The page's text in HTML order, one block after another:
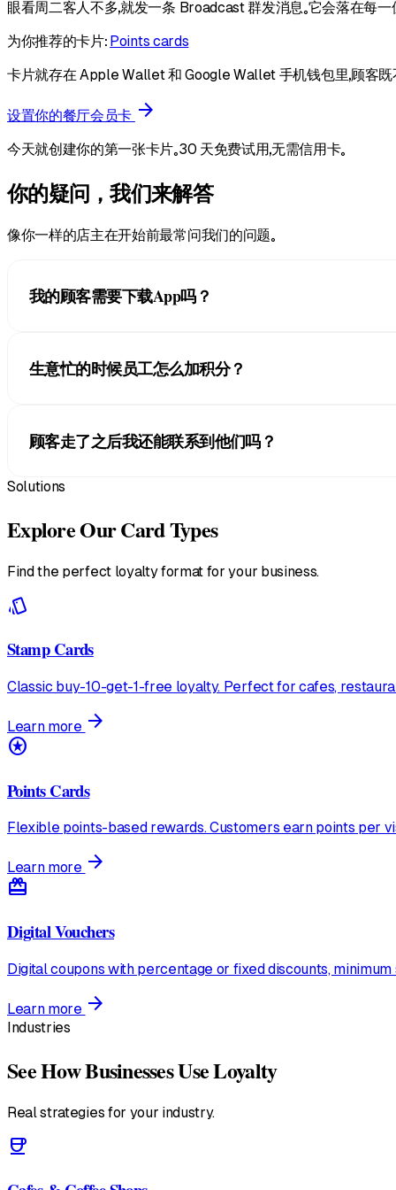
眼看周二客人不多，就发一条 Broadcast 群发消息。它会落在每
为你推荐的卡片： Points cards
卡片就存在 Apple Wallet 和 Google Wallet 手机钱包里，顾客既
设置你的餐厅会员卡 arrow_forward
今天就创建你的第一张卡片。30 天免费试用，无需信用卡。
你的疑问，我们来解答
像你一样的店主在开始前最常问我们的问题。
我的顾客需要下载App吗？
生意忙的时候员工怎么加积分？
顾客走了之后我还能联系到他们吗？
能。发一条 Broadcast 群发消息，它会显示在顾客的锁屏上，
Solutions
Explore Our Card Types
Find the perfect loyalty format for your business.
style
Stamp Cards
Classic buy-10-get-1-free loyalty. Perfect for cafes,
Learn more arrow_forward
stars
Points Cards
Flexible points-based rewards. Customers earn points per
Learn more arrow_forward
redeem
Digital Vouchers
Digital coupons with percentage or fixed discounts,
Learn more arrow_forward
Industries
See How Businesses Use Loyalty
Real strategies for your industry.
coffee